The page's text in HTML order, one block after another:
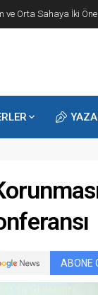
Jandarma Mesleği
ABONE